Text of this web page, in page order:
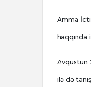
Amma
Avqustun
ilə də